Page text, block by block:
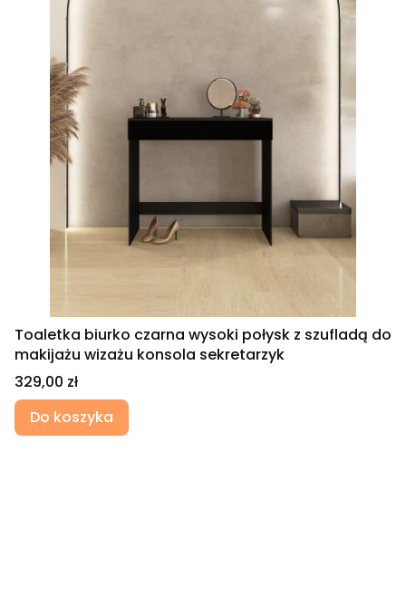
Toaletka biurko czarna wysoki połysk z szufladą do
makijażu wizażu konsola sekretarzyk
Cena
329,00 zł
Do koszyka